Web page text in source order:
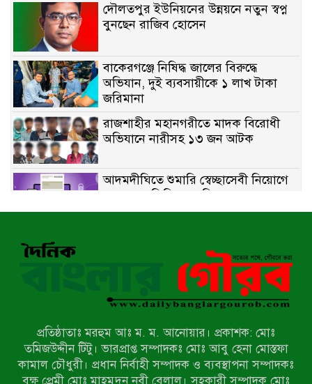
দৌলতপুর ইউনিয়নের উন্নয়নে নতুন স্বপ্ন
বুনছেন রাজিব হোসেন
বাকেরগঞ্জে নিষিদ্ধ জালের বিরুদ্ধে
অভিযান, দুই ব্যবসায়ীকে ১ লাখ টাকা
জরিমানা
রাজশাহীর মহানগরীতে মাদক বিরোধী
অভিযানে নারীসহ ১৩ জন আটক
আদমদীঘিতে শুমারি স্বেচ্ছাসেবী নিয়োগে
যোগ্যতার ভিত্তিতে তালিকা প্রকাশ;
নির্বাচিতদের আ.লীগ ট্যাগে প্রচারণা
নেওয়ার হুমকি দিলেন দোড়া মাদরাসার
পরিচয় দেওয়া সভাপতি
উখিয়ায় বিজিবির অভিযানে ৪০ হাজার
ইয়াবাসহ যুবক আটক
পোরশায় ৭ মাসে ১৯ জনের অপমৃত্যু,
শীর্ষে আত্মহত্যা
প্রতিষ্ঠাতাঃ মরহুম আঃ ম. ম. আনোয়ার। প্রকাশক: মোঃ
তমিজউদ্দীন টিটু। ভারপ্রাপ্ত সম্পাদকঃ মোঃ আবু হেনা মোস্তফা
কামাল চৌধুরী। প্রধান নির্বাহী সম্পাদক ও ব্যবস্থাপনা সম্পাদকঃ
বৃক্ষ প্রেমী মোঃ মাহমুদুন নবী বেলাল। সহকারী সম্পাদক মোঃ